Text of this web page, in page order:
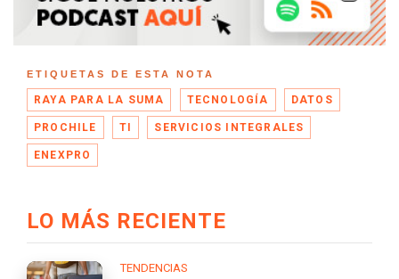
ETIQUETAS DE ESTA NOTA
RAYA PARA LA SUMA TECNOLOGÍA DATOS
PROCHILE TI SERVICIOS INTEGRALES
ENEXPRO
LO MÁS RECIENTE
TENDENCIAS